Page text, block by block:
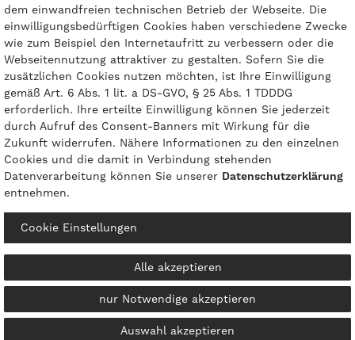
Zahlungsarten
© 2026 gasprofi / Alle Preise sind inkl. geseztl. Mehrwertsteuer und zzgl.
Versandkosten
powered by
Vertrag widerrufen Kontakt
dem einwandfreien technischen Betrieb der Webseite. Die
einwilligungsbedürftigen Cookies haben verschiedene Zwecke
wie zum Beispiel den Internetaufritt zu verbessern oder die
Webseitennutzung attraktiver zu gestalten. Sofern Sie die
zusätzlichen Cookies nutzen möchten, ist Ihre Einwilligung
gemäß Art. 6 Abs. 1 lit. a DS-GVO, § 25 Abs. 1 TDDDG
erforderlich. Ihre erteilte Einwilligung können Sie jederzeit
durch Aufruf des Consent-Banners mit Wirkung für die
Zukunft widerrufen. Nähere Informationen zu den einzelnen
Cookies und die damit in Verbindung stehenden
Datenverarbeitung können Sie unserer Daten­schutz­erklärung
entnehmen.
Cookie Einstellungen
Alle akzeptieren
nur Notwendige akzeptieren
Auswahl akzeptieren